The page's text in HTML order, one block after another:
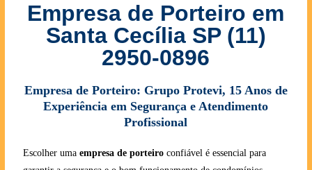
Empresa de Porteiro em
Santa Cecília SP (11)
2950-0896
Empresa de Porteiro: Grupo Protevi, 15 Anos de
Experiência em Segurança e Atendimento
Profissional
Escolher uma empresa de porteiroconfiável é essencial para